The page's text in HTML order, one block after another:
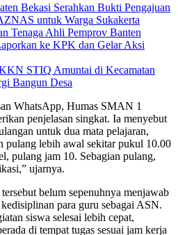
Bekasi Serahkan Bukti Pengajuan
untuk Warga Sukakerta
Tenaga Ahli Pemprov Banten
ke KPK dan Gelar Aksi
STIQ Amuntai di Kecamatan
Bangun Desa
WhatsApp, Humas SMAN 1
penjelasan singkat. Ia menyebut
untuk dua mata pelajaran,
pulang lebih awal sekitar pukul 10.00
pulang jam 10. Sebagian pulang,
ujarnya.
belum sepenuhnya menjawab
para guru sebagai ASN.
siswa selesai lebih cepat,
di tempat tugas sesuai jam kerja